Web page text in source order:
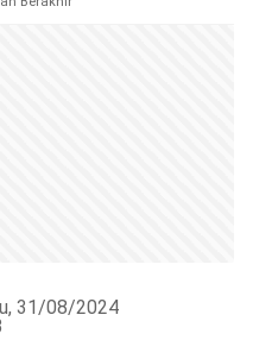
31/08/2024